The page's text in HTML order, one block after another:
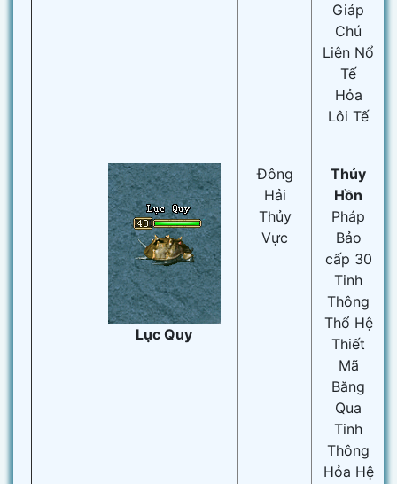
Giáp
Chú
Liên Nổ
Tế
Hỏa
Lôi Tế
Lục Quy
Đông
Hải
Thủy
Vực
Thủy
Hồn
Pháp
Bảo
cấp 30
Tinh
Thông
Thổ Hệ
Thiết
Mã
Băng
Qua
Tinh
Thông
Hỏa Hệ